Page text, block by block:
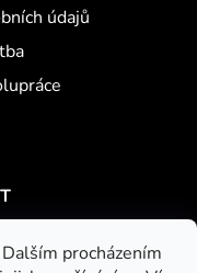
procházením
údajů